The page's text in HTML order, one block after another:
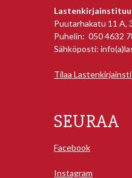
Puutarhakatu 11 A,
Puhelin: 050 4632
Sähköposti:
Tilaa
SEURAA
Facebook
Instagram